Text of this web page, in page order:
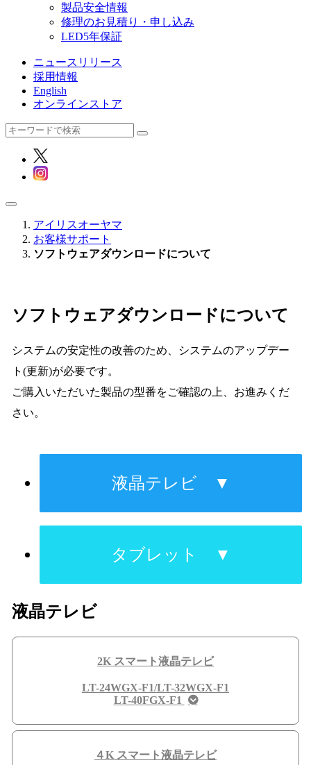
製品安全情報
修理のお見積り・申し込み
LED5年保証
ニュースリリース
採用情報
English
オンラインストア
アイリスオーヤマ
お客様サポート
ソフトウェアダウンロードについて
ソフトウェアダウンロードについて
システムの安定性の改善のため、システムのアップデー
ト(更新)が必要です。
ご購入いただいた製品の型番をご確認の上、お進みくだ
さい。
液晶テレビ ▼
タブレット ▼
液晶テレビ
2K スマート液晶テレビ
LT-24WGX-F1/LT-32WGX-F1
LT-40FGX-F1
４K スマート液晶テレビ